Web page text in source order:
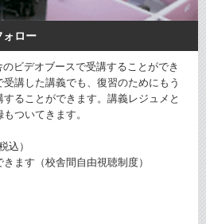
ォロー
ビデオブースで受講することができ
講した講義でも、復習のためにもう
ることができます。講義レジュメと
ついてきます。
込）
ます（校舎間自由視聴制度）